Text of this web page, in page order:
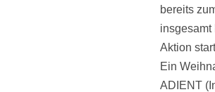
bereits
Aktion
Ein
ADIENT